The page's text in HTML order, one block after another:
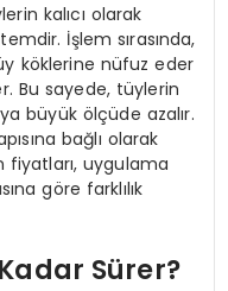
kalıcı olarak
İşlem sırasında,
köklerine nüfuz eder
Bu sayede, tüylerin
büyük ölçüde azalır.
bağlı olarak
fiyatları, uygulama
göre farklılık
Sürer?